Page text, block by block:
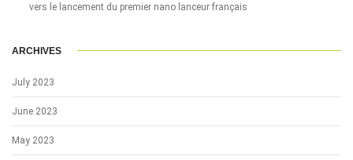
vers le lancement du premier nano lanceur français
ARCHIVES
July 2023
June 2023
May 2023